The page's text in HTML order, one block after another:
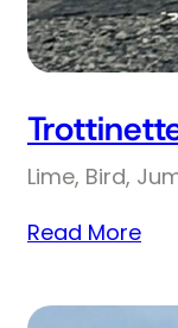
Lime, Bird,
Read More